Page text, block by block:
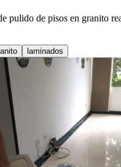
pulido de pisos en granito
laminados